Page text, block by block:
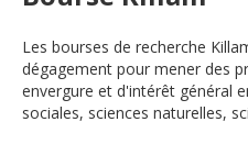
Les bourses de recherche
dégagement pour mener des
envergure et d'intérêt général
sociales, sciences naturelles,